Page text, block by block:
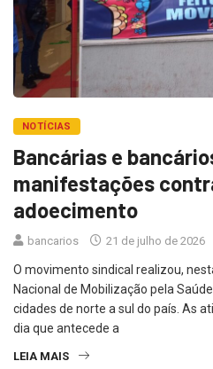
NOTÍCIAS
Bancárias e
manifestações
adoecimento
bancarios 21 de julho de 2026
O movimento sindical realizou,
Nacional de Mobilização pela
cidades de norte a sul do país. As
dia que antecede a
LEIA MAIS